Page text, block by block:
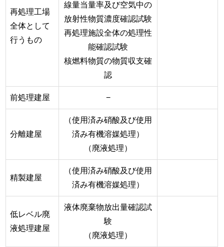
再処理工場
全体として
行うもの
線量当量率及び空気中の
放射性物質濃度確認試験
再処理施設全体の処理性
能確認試験
核燃料物質の物質収支確
認
前処理建屋 −
分離建屋
（使用済み硝酸及び使用
済み有機溶媒処理）
（廃液処理）
精製建屋
（使用済み硝酸及び使用
済み有機溶媒処理）
低レベル廃
液処理建屋
液体廃棄物放出量確認試
験
（廃液処理）